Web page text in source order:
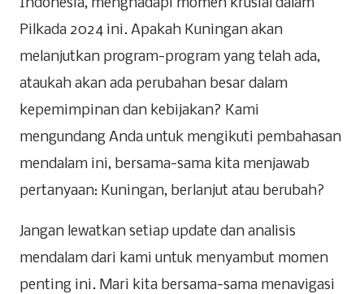
Indonesia, menghadapi momen krusial dalam
Pilkada 2024 ini. Apakah Kuningan akan
melanjutkan program-program yang telah ada,
ataukah akan ada perubahan besar dalam
kepemimpinan dan kebijakan? Kami
mengundang Anda untuk mengikuti pembahasan
mendalam ini, bersama-sama kita menjawab
pertanyaan: Kuningan, berlanjut atau berubah?
Jangan lewatkan setiap update dan analisis
mendalam dari kami untuk menyambut momen
penting ini. Mari kita bersama-sama menavigasi